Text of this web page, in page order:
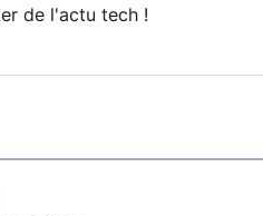
de l'actu tech !